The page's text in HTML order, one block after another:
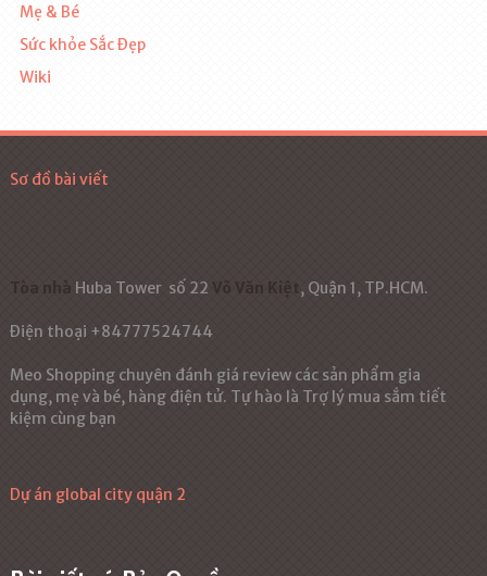
Mẹ & Bé
Sức khỏe Sắc Đẹp
Wiki
Sơ đồ bài viết
Huba Tower số 22 , Quận 1, TP.HCM.
Điện thoại +84777524744
Meo Shopping chuyên đánh giá review các sản phẩm gia
dụng, mẹ và bé, hàng điện tử. Tự hào là Trợ lý mua sắm tiết
kiệm cùng bạn
Dự án global city quận 2